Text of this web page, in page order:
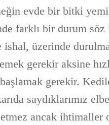
evde bir bitki
farklı bir durum
üzerinde
gerekir aksine
gerekir.
saydıklarımız
ancak ihtimaller